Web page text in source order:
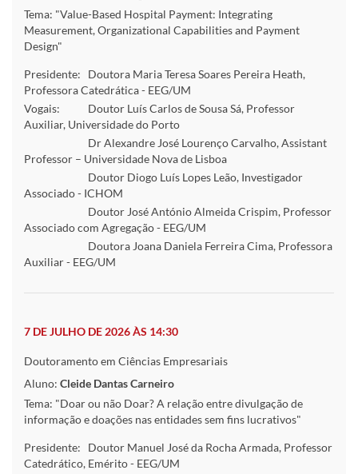
Tema: "Value-Based Hospital Payment: Integrating
Measurement, Organizational Capabilities and Payment
Design"
Presidente:
Doutora Maria Teresa Soares Pereira Heath,
Professora Catedrática - EEG/UM
Vogais:
Doutor Luís Carlos de Sousa Sá, Professor
Auxiliar, Universidade do Porto
Dr Alexandre José Lourenço Carvalho, Assistant
Professor – Universidade Nova de Lisboa
Doutor Diogo Luís Lopes Leão, Investigador
Associado - ICHOM
Doutor José António Almeida Crispim, Professor
Associado com Agregação - EEG/UM
Doutora Joana Daniela Ferreira Cima, Professora
Auxiliar - EEG/UM
7 DE JULHO DE 2026 ÀS 14:30
Doutoramento em Ciências Empresariais
Aluno: Cleide Dantas Carneiro
Tema: "Doar ou não Doar? A relação entre divulgação de
informação e doações nas entidades sem fins lucrativos"
Presidente:
Doutor Manuel José da Rocha Armada, Professor
Catedrático, Emérito - EEG/UM